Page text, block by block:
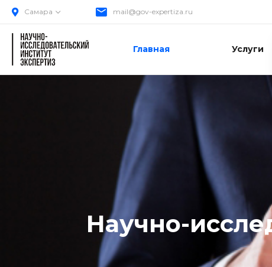
Самара mail@gov-expertiza.ru
Главная Услуги
Научно-